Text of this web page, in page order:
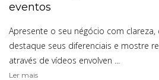
eventos
Apresente o seu négócio com clareza,
destaque seus diferenciais e mostre
através de vídeos envolven ...
Ler mais